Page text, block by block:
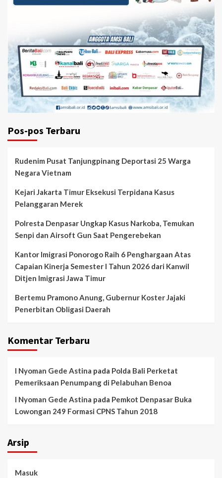
Pos-pos Terbaru
Rudenim Pusat Tanjungpinang Deportasi 25 Warga
Negara Vietnam
Kejari Jakarta Timur Eksekusi Terpidana Kasus
Pelanggaran Merek
Polresta Denpasar Ungkap Kasus Narkoba, Temukan
Senpi dan Airsoft Gun Saat Pengerebekan
Kantor Imigrasi Ponorogo Raih 6 Penghargaan Atas
Capaian Kinerja Semester I Tahun 2026 dari Kanwil
Ditjen Imigrasi Jawa Timur
Bertemu Pramono Anung, Gubernur Koster Jajaki
Penerbitan Obligasi Daerah
Komentar Terbaru
I Nyoman Gede Astina pada Polda Bali Perketat
Pemeriksaan Penumpang di Pelabuhan Benoa
I Nyoman Gede Astina pada Pemkot Denpasar Buka
Lowongan 249 Formasi CPNS Tahun 2018
Arsip
Masuk